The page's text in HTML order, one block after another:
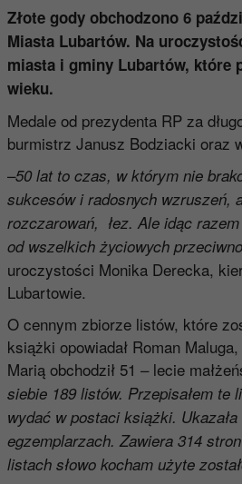
Złote gody obchodzono 6
Miasta Lubartów. Na
miasta i gminy Lubartów, które
wieku.
Medale od prezydenta RP za
burmistrz Janusz Bodziacki oraz
–50 lat to czas, w którym nie
sukcesów i radosnych wzruszeń,
rozczarowań, łez. Ale idąc
od wszelkich życiowych
uroczystości Monika Derecka,
Lubartowie.
O cennym zbiorze listów, które
książki opowiadał Roman
Marią obchodził 51 – lecie
siebie 189 listów. Przepisałem te
wydać w postaci książki.
egzemplarzach. Zawiera 314
listach słowo kocham użyte